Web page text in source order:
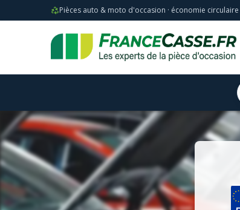
Pièces auto & moto d'occasion · économie circulaire